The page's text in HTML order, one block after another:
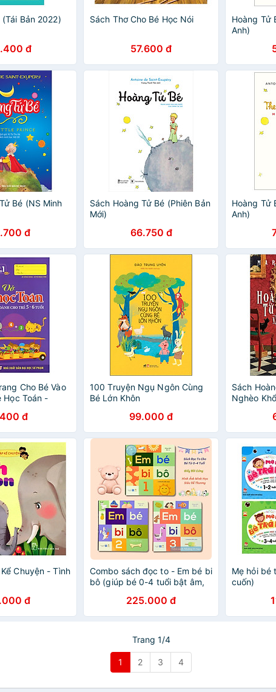
Bản 2022)
đ
Sách Thơ Cho Bé Học Nói
57.600 đ
Hoàng Tử
Anh)
Bé (NS Minh
đ
Sách Hoàng Tử Bé (Phiên Bản
Mới)
66.750 đ
Hoàng Tử
Anh)
Cho Bé Vào
Học Toán -
đ
100 Truyện Ngụ Ngôn Cùng
Bé Lớn Khôn
99.000 đ
Sách
Nghèo Khổ
Chuyện - Tình
đ
Combo sách đọc to - Em bé bi
bô (giúp bé 0-4 tuổi bật âm,
225.000 đ
Mẹ hỏi bé
cuốn)
Trang 1/4
1 2 3 4